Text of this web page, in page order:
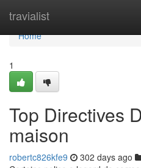
travialist
Home
Home
1
Top Directives
maison
robertc826kfe9 302 days ago